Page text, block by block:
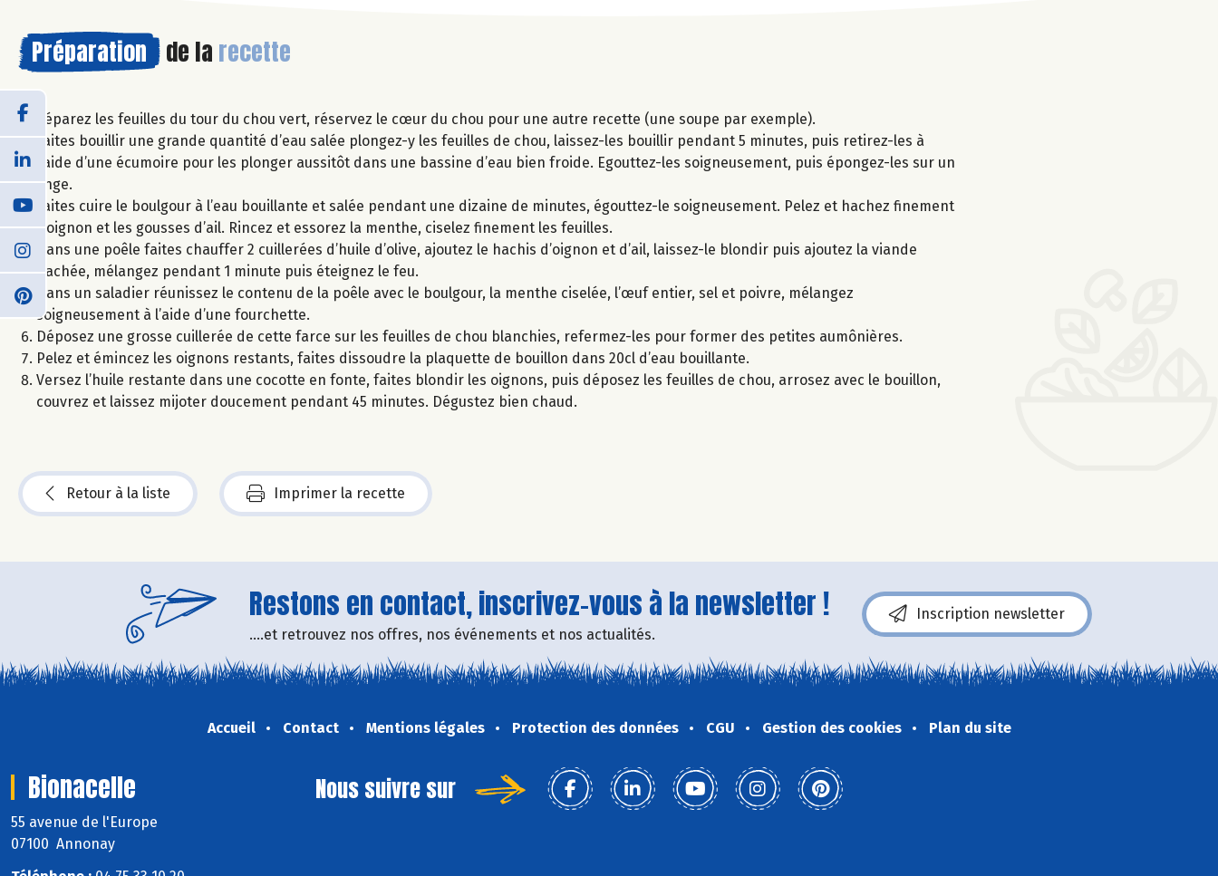
Préparation de la recette
Séparez les feuilles du tour du chou vert, réservez le cœur du chou pour une autre recette (une soupe par exemple).
Faites bouillir une grande quantité d’eau salée plongez-y les feuilles de chou, laissez-les bouillir pendant 5 minutes, puis retirez-les à
l’aide d’une écumoire pour les plonger aussitôt dans une bassine d’eau bien froide. Egouttez-les soigneusement, puis épongez-les sur un
linge.
Faites cuire le boulgour à l’eau bouillante et salée pendant une dizaine de minutes, égouttez-le soigneusement. Pelez et hachez finement
1 oignon et les gousses d’ail. Rincez et essorez la menthe, ciselez finement les feuilles.
Dans une poêle faites chauffer 2 cuillerées d’huile d’olive, ajoutez le hachis d’oignon et d’ail, laissez-le blondir puis ajoutez la viande
hachée, mélangez pendant 1 minute puis éteignez le feu.
Dans un saladier réunissez le contenu de la poêle avec le boulgour, la menthe ciselée, l’œuf entier, sel et poivre, mélangez
soigneusement à l’aide d’une fourchette.
Déposez une grosse cuillerée de cette farce sur les feuilles de chou blanchies, refermez-les pour former des petites aumônières.
Pelez et émincez les oignons restants, faites dissoudre la plaquette de bouillon dans 20cl d’eau bouillante.
Versez l’huile restante dans une cocotte en fonte, faites blondir les oignons, puis déposez les feuilles de chou, arrosez avec le bouillon,
couvrez et laissez mijoter doucement pendant 45 minutes. Dégustez bien chaud.
Retour à la liste Imprimer la recette
Restons en contact, inscrivez-vous à la newsletter !
....et retrouvez nos offres, nos événements et nos actualités.
Inscription newsletter
Accueil Contact Mentions légales Protection des données CGU Gestion des cookies Plan du site
Bionacelle
55 avenue de l'Europe
07100 Annonay
Nous suivre sur